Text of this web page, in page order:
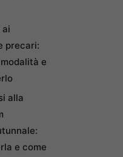
ai
precari:
e
alla
e come